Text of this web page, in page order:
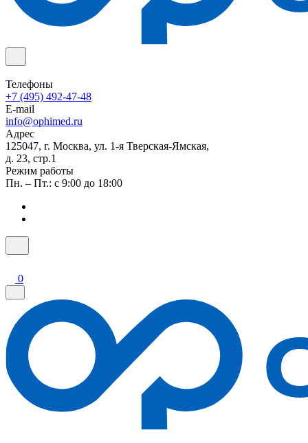
Телефоны
+7 (495) 492-47-48
E-mail
info@ophimed.ru
Адрес
125047, г. Москва, ул. 1-я Тверская-Ямская,
д. 23, стр.1
Режим работы
Пн. – Пт.: с 9:00 до 18:00
0